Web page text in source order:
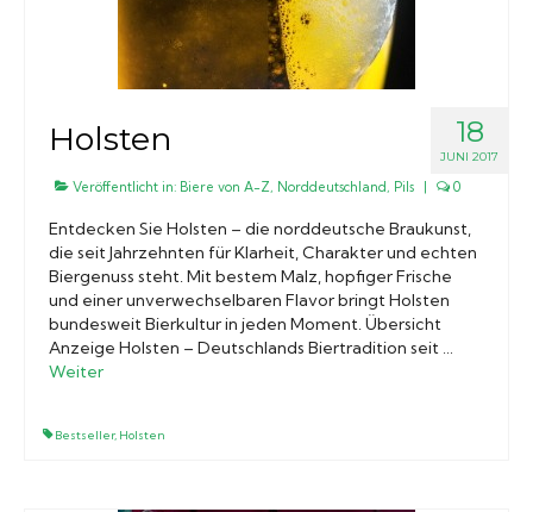
18
JUNI 2017
Holsten
Veröffentlicht in: Biere von A-Z, Norddeutschland, Pils 0
Entdecken Sie Holsten – die norddeutsche Braukunst,
die seit Jahrzehnten für Klarheit, Charakter und echten
Biergenuss steht. Mit bestem Malz, hopfiger Frische
und einer unverwechselbaren Flavor bringt Holsten
bundesweit Bierkultur in jeden Moment. Übersicht
Anzeige Holsten – Deutschlands Biertradition seit …
Weiter
Bestseller, Holsten